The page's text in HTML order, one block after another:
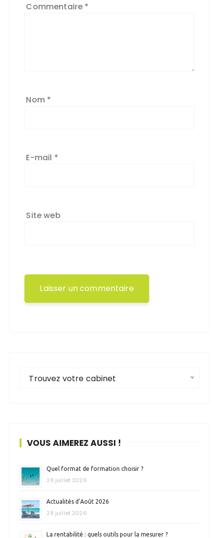
Commentaire *
Nom *
E-mail *
Site web
Trouvez votre cabinet
VOUS AIMEREZ AUSSI !
Quel format de formation choisir ?
28 juillet 2026
Actualités d’Août 2026
28 juillet 2026
La rentabilité : quels outils pour la mesurer ?